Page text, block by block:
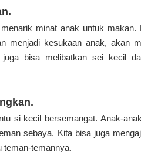
minat anak untuk makan.
menjadi kesukaan anak, akan
bisa melibatkan sei kecil
si kecil bersemangat. Anak-
sebaya. Kita bisa juga
teman-temannya.